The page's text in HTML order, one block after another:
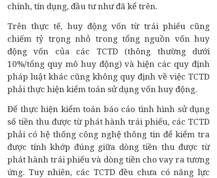
chính, tín dụng, đầu tư như đã kể trên.
Trên thực tế, huy động vốn từ trái phiếu cũng
chiếm tỷ trọng nhỏ trong tổng nguồn vốn huy
động vốn của các TCTD (thông thường dưới
10%/tổng quy mô huy động) và hiện các quy định
pháp luật khác cũng không quy định về việc TCTD
phải thực hiện kiểm toán sử dụng vốn huy động.
Để thực hiện kiểm toán báo cáo tình hình sử dụng
số tiền thu được từ phát hành trái phiếu, các TCTD
phải có hệ thống công nghệ thông tin để kiểm tra
được tính khớp đúng giữa dòng tiền thu được từ
phát hành trái phiếu và dòng tiền cho vay ra tương
ứng. Tuy nhiên, các TCTD đều chưa có năng lực